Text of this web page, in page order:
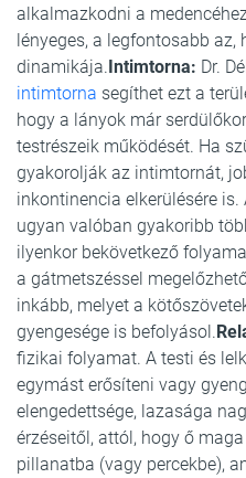
alkalmazkodni a
lényeges, a legfontosabb az,
dinamikája.Intimtorna: Dr.
intimtorna segíthet ezt a
hogy a lányok már
testrészeik működését. Ha
gyakorolják az intimtornát,
inkontinencia elkerülésére
ugyan valóban gyakoribb
ilyenkor bekövetkező
a gátmetszéssel
inkább, melyet a
gyengesége is befolyásol.
fizikai folyamat. A testi és
egymást erősíteni vagy
elengedettsége, lazasága
érzéseitől, attól, hogy ő
pillanatba (vagy percekbe),